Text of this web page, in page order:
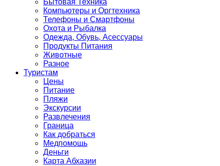
Бытовая Техника
Компьютеры и Оргтехника
Телефоны и Смартфоны
Охота и Рыбалка
Одежда, Обувь, Асессуары
Продукты Питания
Животные
Разное
Туристам
Цены
Питание
Пляжи
Экскурсии
Развлечения
Граница
Как добраться
Медпомощь
Деньги
Карта Абхазии